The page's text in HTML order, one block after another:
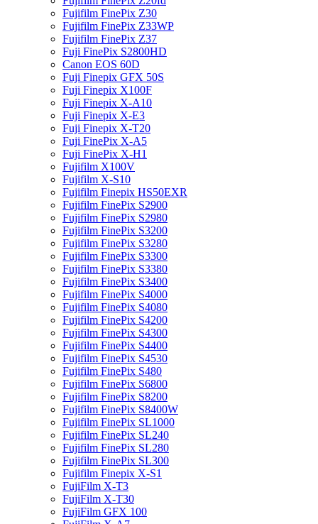
Fujifilm FinePix Z30
Fujifilm FinePix Z33WP
Fujifilm FinePix Z37
Fuji FinePix S2800HD
Canon EOS 60D
Fuji Finepix GFX 50S
Fuji Finepix X100F
Fuji Finepix X-A10
Fuji Finepix X-E3
Fuji Finepix X-T20
Fuji FinePix X-A5
Fuji FinePix X-H1
Fujifilm X100V
Fujifilm X-S10
Fujifilm Finepix HS50EXR
Fujifilm FinePix S2900
Fujifilm FinePix S2980
Fujifilm FinePix S3200
Fujifilm FinePix S3280
Fujifilm FinePix S3300
Fujifilm FinePix S3380
Fujifilm FinePix S3400
Fujifilm FinePix S4000
Fujifilm FinePix S4080
Fujifilm FinePix S4200
Fujifilm FinePix S4300
Fujifilm FinePix S4400
Fujifilm FinePix S4530
Fujifilm FinePix S480
Fujifilm FinePix S6800
Fujifilm FinePix S8200
Fujifilm FinePix S8400W
Fujifilm FinePix SL1000
Fujifilm FinePix SL240
Fujifilm FinePix SL280
Fujifilm FinePix SL300
Fujifilm Finepix X-S1
FujiFilm X-T3
FujiFilm X-T30
FujiFilm GFX 100